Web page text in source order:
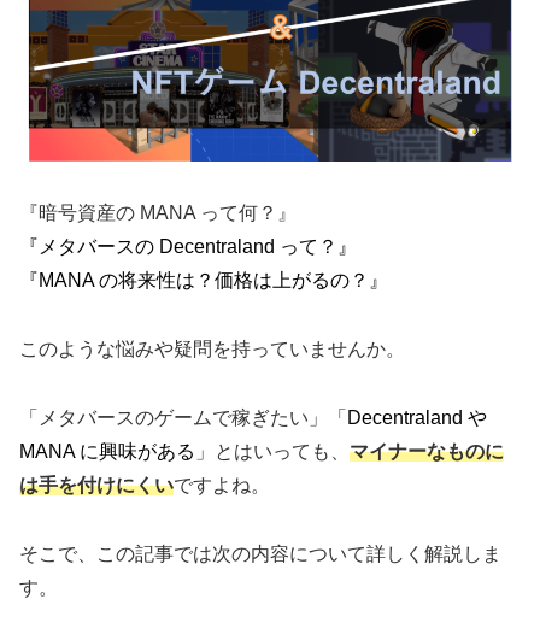
『暗号資産の MANA って何？』
『メタバースの Decentraland って？』
『MANA の将来性は？価格は上がるの？』
このような悩みや疑問を持っていませんか。
「メタバースのゲームで稼ぎたい」「 Decentraland や
MANA に興味がある 」とはいっても、 マイナーなものに
は手を付けにくいですよね。
そこで、この記事では次の内容について詳しく解説しま
す。